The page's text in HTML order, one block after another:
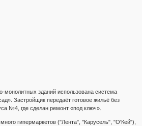
монолитных зданий использована система
Застройщик передаёт готовое жильё без
№4, где сделан ремонт «под ключ».
гипермаркетов ("Лента", "Карусель", "О'Кей"),